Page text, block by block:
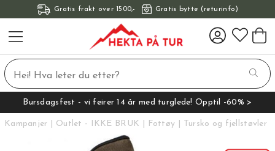
Gratis frakt over 1500,- Gratis bytte (returinfo)
Bursdagsfest - vi feirer 14 år med turglede! Opptil -60% >
Kampanjer Outlet - IKKE BRUK Fottøy Tursko og fjellstøvler